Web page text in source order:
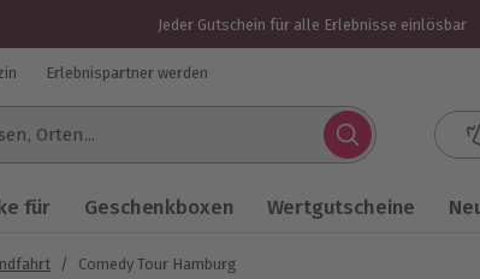
Jeder Gutschein für alle Erlebnisse einlösbar
Erlebnispartner werden
für Geschenkboxen Wertgutscheine
/ Comedy Tour Hamburg